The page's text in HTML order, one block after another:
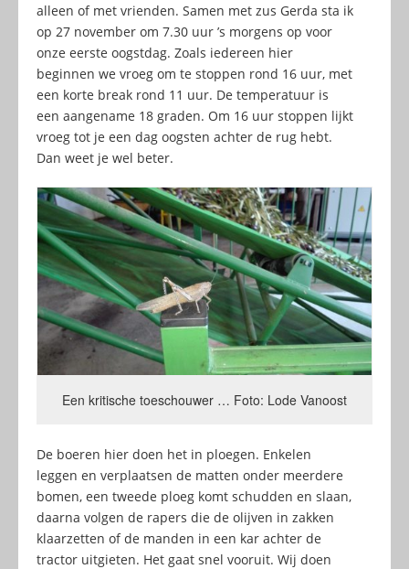
alleen of met vrienden. Samen met zus Gerda sta ik
op 27 november om 7.30 uur ’s morgens op voor
onze eerste oogstdag. Zoals iedereen hier
beginnen we vroeg om te stoppen rond 16 uur, met
een korte break rond 11 uur. De temperatuur is
een aangename 18 graden. Om 16 uur stoppen lijkt
vroeg tot je een dag oogsten achter de rug hebt.
Dan weet je wel beter.
Een kritische toeschouwer … Foto: Lode Vanoost
De boeren hier doen het in ploegen. Enkelen
leggen en verplaatsen de matten onder meerdere
bomen, een tweede ploeg komt schudden en slaan,
daarna volgen de rapers die de olijven in zakken
klaarzetten of de manden in een kar achter de
tractor uitgieten. Het gaat snel vooruit. Wij doen